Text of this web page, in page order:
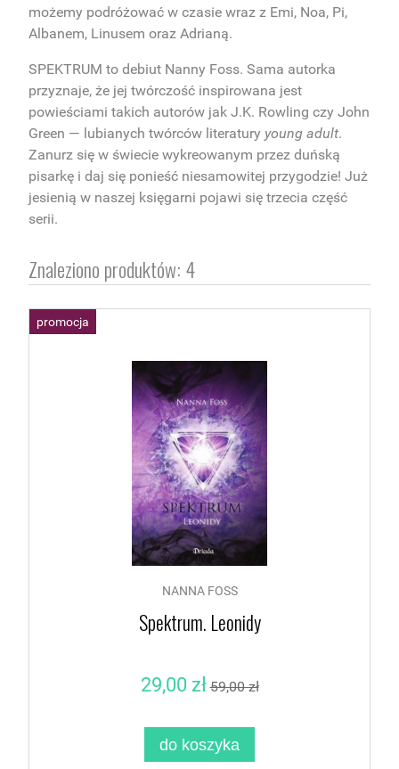
możemy podróżować w czasie wraz z Emi, Noa, Pi,
Albanem, Linusem oraz Adrianą.
SPEKTRUM to debiut Nanny Foss. Sama autorka
przyznaje, że jej twórczość inspirowana jest
powieściami takich autorów jak J.K. Rowling czy John
Green — lubianych twórców literatury young adult.
Zanurz się w świecie wykreowanym przez duńską
pisarkę i daj się ponieść niesamowitej przygodzie! Już
jesienią w naszej księgarni pojawi się trzecia część
serii.
Znaleziono produktów: 4
NANNA FOSS
Spektrum. Leonidy
29,00 zł 59,00 zł
do koszyka
promocja